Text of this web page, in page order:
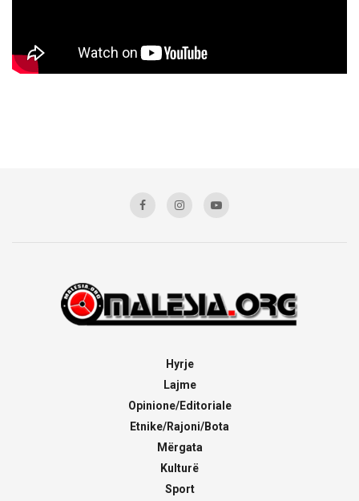
Hyrje
Lajme
Opinione/Editoriale
Etnike/Rajoni/Bota
Mërgata
Kulturë
Sport